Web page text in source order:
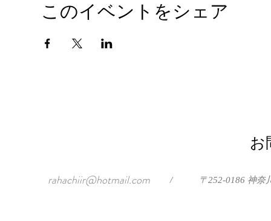
このイベントをシェア
お
rahachiir@hotmail.com / 〒252-0186 神奈